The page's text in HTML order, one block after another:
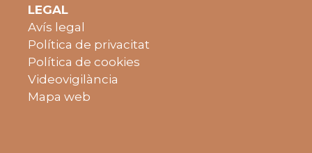
LEGAL
Avís legal
Política de privacitat
Política de cookies
Videovigilància
Mapa web